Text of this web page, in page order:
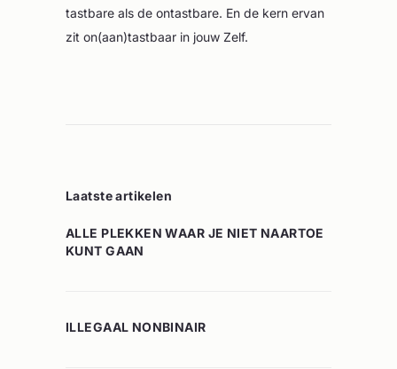
tastbare als de ontastbare. En de kern ervan
zit on(aan)tastbaar in jouw Zelf.
Laatste artikelen
ALLE PLEKKEN WAAR JE NIET NAARTOE
KUNT GAAN
ILLEGAAL NONBINAIR